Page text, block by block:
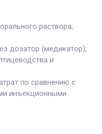
раствора;
дозатор (медикатор);
и
по сравнению с
инъекционными